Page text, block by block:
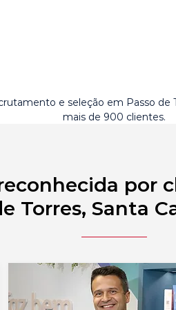
e seleção em Passo de
mais de 900 clientes.
por
Torres, Santa